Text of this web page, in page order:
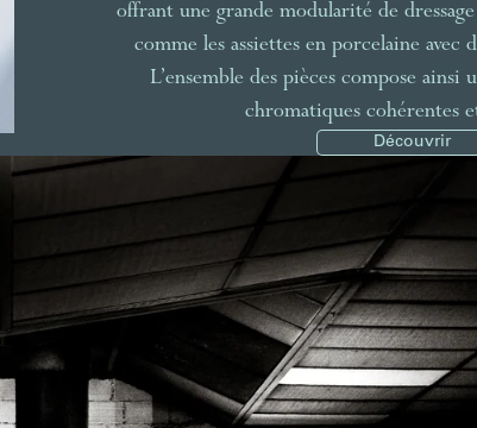
offrant une grande modularité de
comme les assiettes en porcelaine avec
L’ensemble des pièces compose ainsi
chromatiques cohérentes
Découvrir